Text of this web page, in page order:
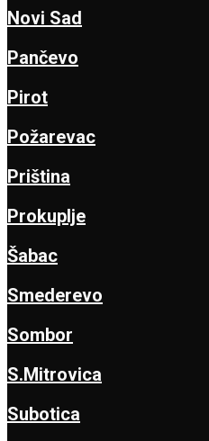
Novi Sad
Pančevo
Pirot
Požarevac
Priština
Prokuplje
Šabac
Smederevo
Sombor
S.Mitrovica
Subotica